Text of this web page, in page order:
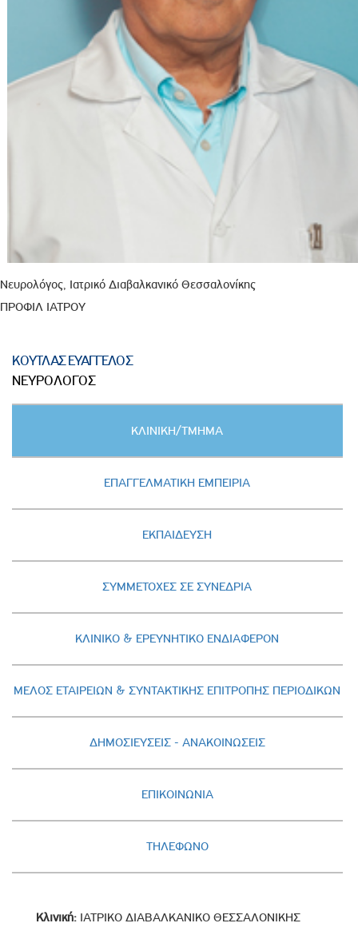
Νευρολόγος, Ιατρικό Διαβαλκανικό Θεσσαλονίκης
ΠΡΟΦΙΛ ΙΑΤΡΟΥ
ΚΟΥΤΛΑΣ ΕΥΑΓΓΕΛΟΣ
ΝΕΥΡΟΛΟΓΟΣ
ΚΛΙΝΙΚΗ/ΤΜΗΜΑ
ΕΠΑΓΓΕΛΜΑΤΙΚΗ ΕΜΠΕΙΡΙΑ
ΕΚΠΑΙΔΕΥΣΗ
ΣΥΜΜΕΤΟΧΕΣ ΣΕ ΣΥΝΕΔΡΙΑ
ΚΛΙΝΙΚΟ & ΕΡΕΥΝΗΤΙΚΟ ΕΝΔΙΑΦΕΡΟΝ
ΜΕΛΟΣ ΕΤΑΙΡΕΙΩΝ & ΣΥΝΤΑΚΤΙΚΗΣ ΕΠΙΤΡΟΠΗΣ ΠΕΡΙΟΔΙΚΩΝ
ΔΗΜΟΣΙΕΥΣΕΙΣ - AΝΑΚΟΙΝΩΣΕΙΣ
ΕΠΙΚΟΙΝΩΝΙΑ
ΤΗΛΕΦΩΝΟ
Κλινική: ΙΑΤΡΙΚΟ ΔΙΑΒΑΛΚΑΝΙΚΟ ΘΕΣΣΑΛΟΝΙΚΗΣ